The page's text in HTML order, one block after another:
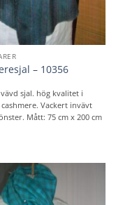
– 10356
sjal. hög kvalitet i
Vackert invävt
Mått: 75 cm x 200 cm